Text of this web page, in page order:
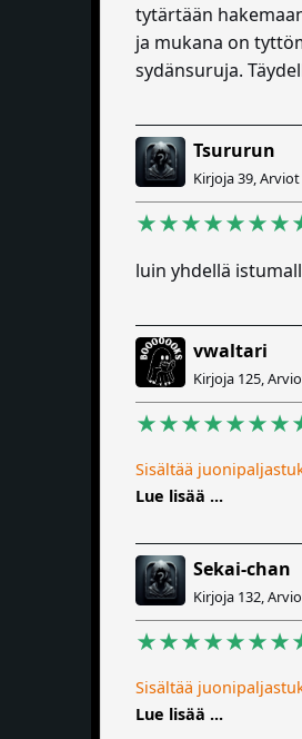
tytärtään
ja mukana on
sydänsuruja.
Tsururun
Kirjoja 39,
luin yhdellä
vwaltari
Kirjoja 125,
Sisältää
Lue lisää ...
Sekai-chan
Kirjoja 132,
Sisältää
Lue lisää ...